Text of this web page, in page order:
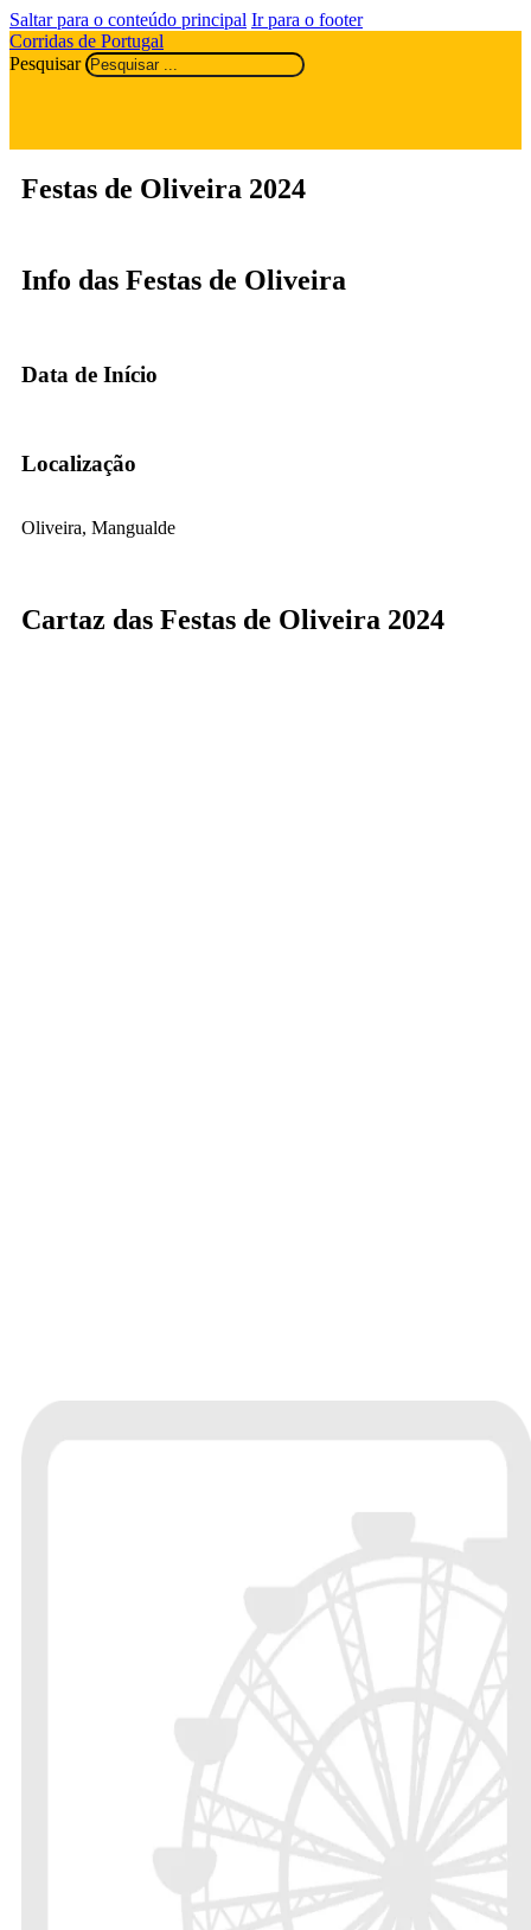
Saltar para o conteúdo principal Ir para o footer
Corridas de Portugal
Pesquisar
Festas de Oliveira 2024
Info das Festas de Oliveira
Data de Início
Localização
Oliveira, Mangualde
Cartaz das Festas de Oliveira 2024